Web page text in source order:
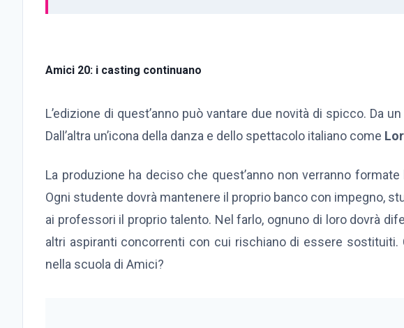
Amici 20: i casting continuano
L’edizione di quest’anno può vantare due novità di spicco. Da
Dall’altra un’icona della danza e dello spettacolo italiano come
La produzione ha deciso che quest’anno non verranno
Ogni studente dovrà mantenere il proprio banco con impegno,
ai professori il proprio talento. Nel farlo, ognuno di loro dovrà
altri aspiranti concorrenti con cui rischiano di essere sostituiti.
nella scuola di Amici?